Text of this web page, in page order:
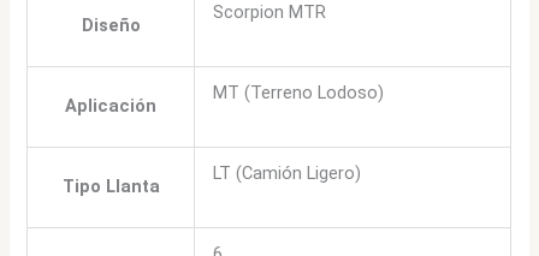
Diseño
Scorpion MTR
Aplicación
MT (Terreno Lodoso)
Tipo Llanta
LT (Camión Ligero)